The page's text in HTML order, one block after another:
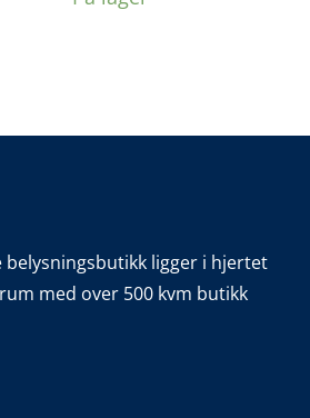
belysningsbutikk ligger i hjertet
med over 500 kvm butikk